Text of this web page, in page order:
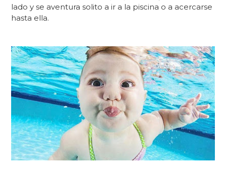
lado y se aventura solito a ir a la piscina o a acercarse
hasta ella.